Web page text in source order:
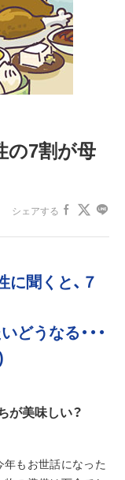
7割が母
シェアする
に聞くと、７
うなる・・・
が美味しい？
年もお世話になった